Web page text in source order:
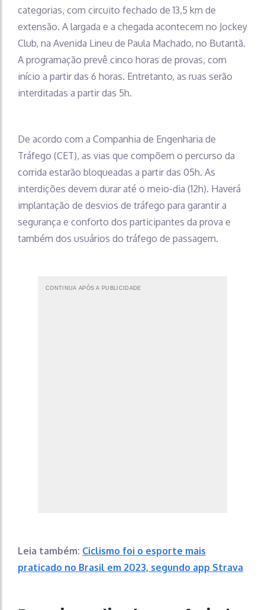
categorias, com circuito fechado de 13,5 km de
extensão. A largada e a chegada acontecem no Jockey
Club, na Avenida Lineu de Paula Machado, no Butantã.
A programação prevê cinco horas de provas, com
início a partir das 6 horas. Entretanto, as ruas serão
interditadas a partir das 5h.
De acordo com a Companhia de Engenharia de
Tráfego (CET), as vias que compõem o percurso da
corrida estarão bloqueadas a partir das 05h. As
interdições devem durar até o meio-dia (12h). Haverá
implantação de desvios de tráfego para garantir a
segurança e conforto dos participantes da prova e
também dos usuários do tráfego de passagem.
CONTINUA APÓS A PUBLICIDADE
Leia também: Ciclismo foi o esporte mais
praticado no Brasil em 2023, segundo app Strava